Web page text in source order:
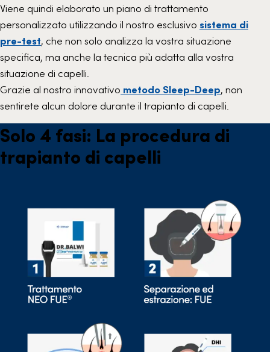
Viene quindi elaborato un piano di trattamento
personalizzato utilizzando il nostro esclusivo sistema di
pre-test, che non solo analizza la vostra situazione
specifica, ma anche la tecnica più adatta alla vostra
situazione di capelli.
Grazie al nostro innovativo metodo Sleep-Deep, non
sentirete alcun dolore durante il trapianto di capelli.
Solo 4 fasi: La procedura di
trapianto di capelli